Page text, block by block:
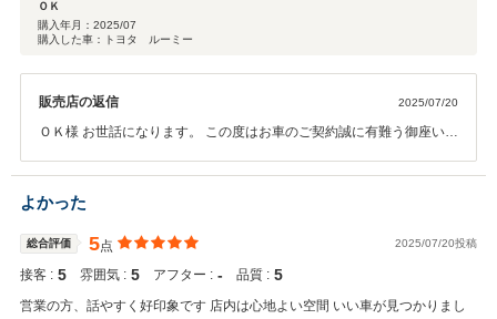
ＯＫ
購入年月： 2025/07
購入した車：トヨタ ルーミー
販売店の返信 2025/07/20
ＯＫ様 お世話になります。 この度はお車のご契約誠に有難う御座いま
様で嬉しくお願い致します。 今後とも宜しくお願い致します。
よかった
総合評価 5点 2025/07/20投稿
接客 : 5 雰囲気 : 5 アフター : ‐ 品質 : 5
営業の方、話やすく好印象です 店内は心地よい空間 いい車が見つかりまし